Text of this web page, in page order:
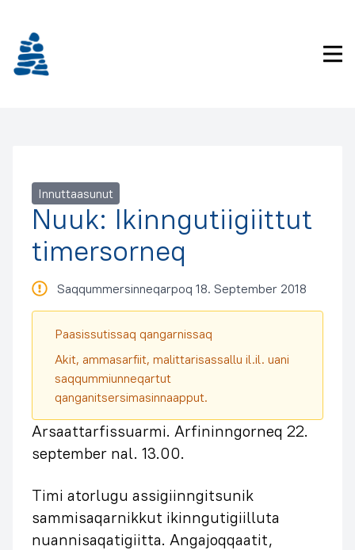
Innuttaasunut
Nuuk: Ikinngutiigiittut
timersorneq
Saqqummersinneqarpoq 18. September 2018
Paasissutissaq qangarnissaq
Akit, ammasarfiit, malittarisassallu il.il. uani
saqqummiunneqartut
qanganitsersimasinnaapput.
Arsaattarfissuarmi. Arfininngorneq 22.
september nal. 13.00.
Timi atorlugu assigiinngitsunik
sammisaqarnikkut ikinngutigiilluta
nuannisaqatigiitta. Angajoqqaatit,